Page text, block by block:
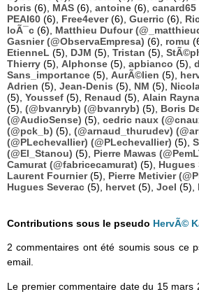
boris (6), MAS (6), antoine (6), canard65
PEAI60 (6), Free4ever(6), Guerric (6),
loÃ¯c (6), Matthieu Dufour
Gasnier (@ObservaEmpresa) (6), romu
EtienneL (5), DJM (5), Tristan (5),
Thierry (5), Alphonse (5), apbianco (5),
Sans_importance (5), AurÃ©lien (5),
Adrien (5), Jean-Denis (5), NM (5),
(5), Youssef (5), Renaud (5), Alain
(5), (@bvanryb) (@bvanryb) (5), Boris
(@AudioSense) (5), cedric naux
(@pck_b) (5), (@arnaud_thurudev)
(@PLechevallier) (@PLechevallier) (5),
(@El_Stanou) (5), Pierre Mawas
Camurat (@fabricecamurat) (5), Hugues
Laurent Fournier(5), Pierre Metivier
Hugues Severac (5), hervet (5), Joel (5),
Contributions sous le pseudo HervÃ©
2 commentaires ont été soumis sous ce
email.
Le premier commentaire date du 15 mars